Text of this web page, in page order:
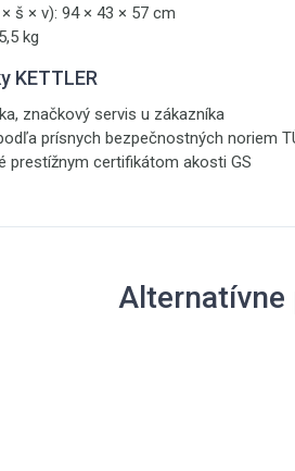
š × v): 94 × 43 × 57 cm
kg
KETTLER
značkový servis u zákazníka
prísnych bezpečnostných noriem
prestížnym certifikátom akosti GS
Alternatívne